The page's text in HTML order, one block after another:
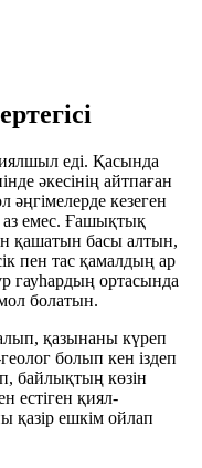
еді. Қасында
әкесінің айтпаған
әңгімелерде кезеген
аз емес. Ғашықтық
қашатын басы алтын,
пен тас қамалдың ар
гауһардың ортасында
болатын.
қазынаны күреп
болып кен іздеп
байлықтың көзін
естіген қиял-
қазір ешкім ойлап